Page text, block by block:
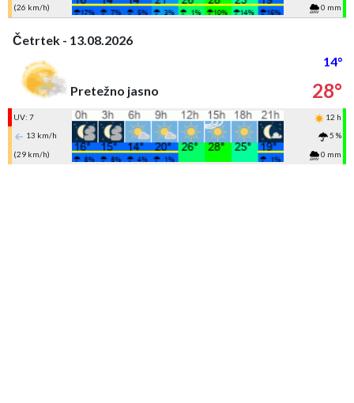
(26 km/h)
0 mm
Četrtek - 13.08.2026
14°
Pretežno jasno
28°
UV: 7
12 h
13 km/h
5 %
(29 km/h)
0 mm